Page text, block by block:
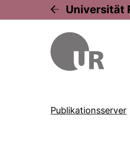
Universität
Publikationsserver